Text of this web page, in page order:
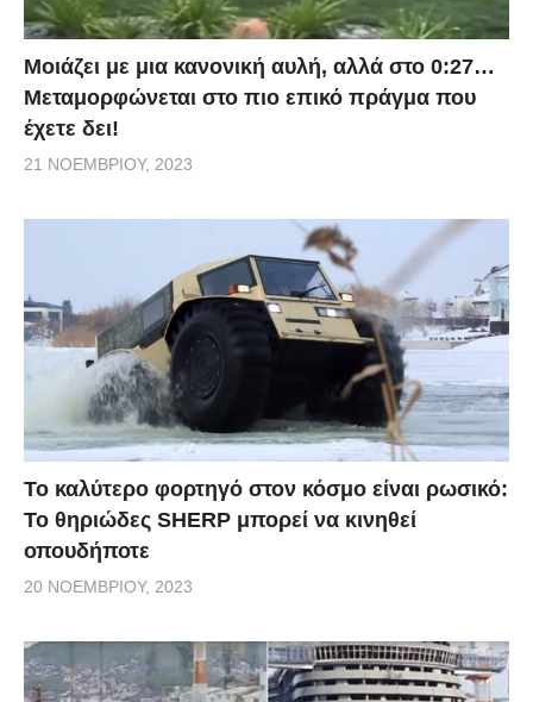
Μοιάζει με μια κανονική αυλή, αλλά στο 0:27…
Μεταμορφώνεται στο πιο επικό πράγμα που
έχετε δει!
21 ΝΟΕΜΒΡΊΟΥ, 2023
Το καλύτερο φορτηγό στον κόσμο είναι ρωσικό:
Το θηριώδες SHERP μπορεί να κινηθεί
οπουδήποτε
20 ΝΟΕΜΒΡΊΟΥ, 2023